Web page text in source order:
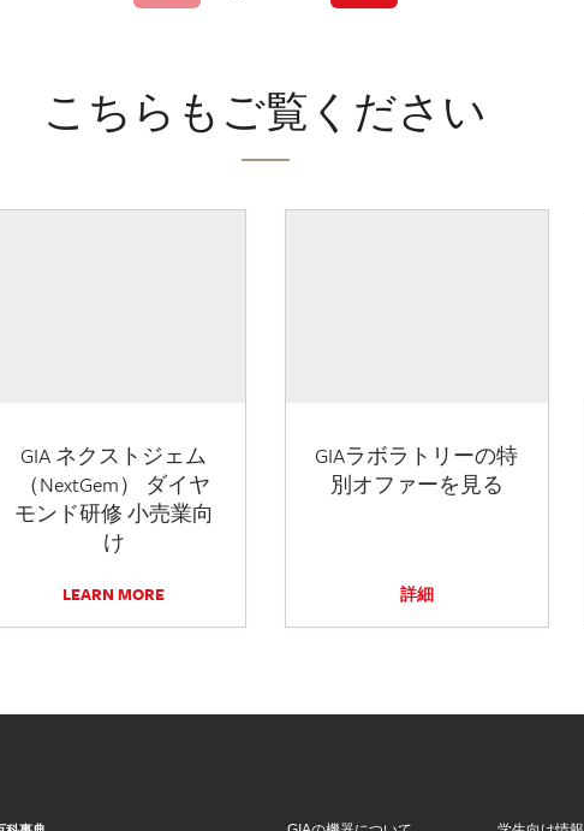
こちらもご覧ください
GIA ネクストジェム
（NextGem） ダイヤ
モンド研修 小売業向
け
LEARN MORE
GIAラボラトリーの特
別オファーを見る
詳細